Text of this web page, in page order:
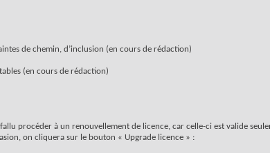
de chemin, d’inclusion (en cours de rédaction)
(en cours de rédaction)
procéder à un renouvellement de licence, car celle-ci est valide
on cliquera sur le bouton « Upgrade licence » :